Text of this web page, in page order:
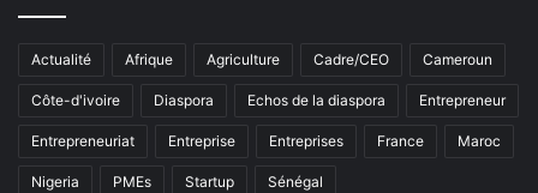
Actualité Afrique Agriculture Cadre/CEO Cameroun
Côte-d'ivoire Diaspora Echos de la diaspora Entrepreneur
Entrepreneuriat Entreprise Entreprises France Maroc
Nigeria PMEs Startup Sénégal